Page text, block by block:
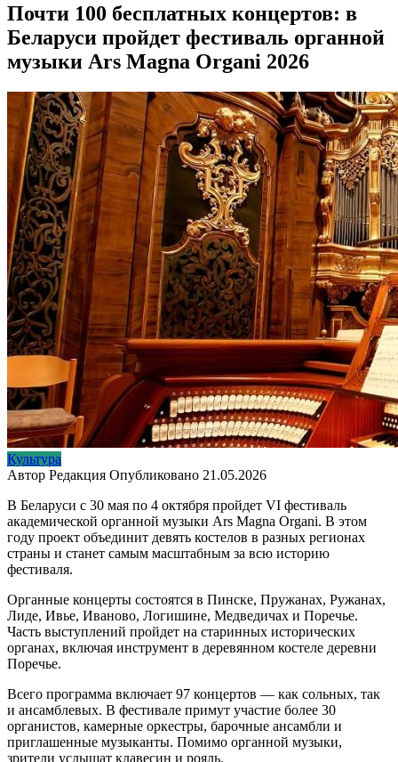
Почти 100 бесплатных концертов: в
Беларуси пройдет фестиваль органной
музыки Ars Magna Organi 2026
Культура
Автор Редакция Опубликовано 21.05.2026
В Беларуси с 30 мая по 4 октября пройдет VI фестиваль
академической органной музыки Ars Magna Organi. В этом
году проект объединит девять костелов в разных регионах
страны и станет самым масштабным за всю историю
фестиваля.
Органные концерты состоятся в Пинске, Пружанах, Ружанах,
Лиде, Ивье, Иваново, Логишине, Медведичах и Поречье.
Часть выступлений пройдет на старинных исторических
органах, включая инструмент в деревянном костеле деревни
Поречье.
Всего программа включает 97 концертов — как сольных, так
и ансамблевых. В фестивале примут участие более 30
органистов, камерные оркестры, барочные ансамбли и
приглашенные музыканты. Помимо органной музыки,
зрители услышат клавесин и рояль.